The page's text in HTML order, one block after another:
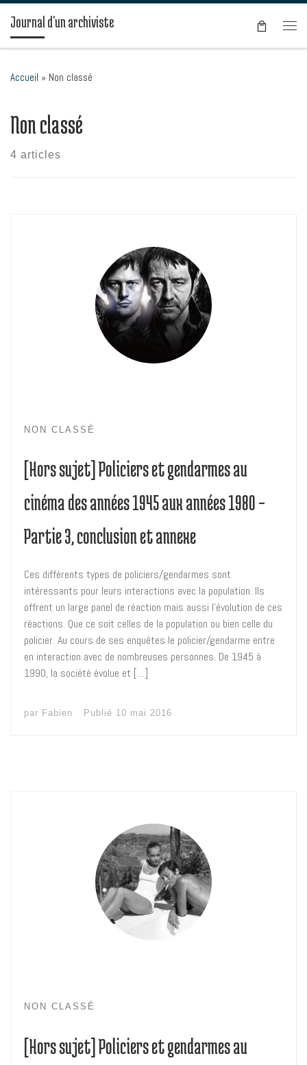
Passer au contenu
Journal d'un archiviste
Accueil » Non classé
Non classé
4 articles
NON CLASSÉ
[Hors sujet] Policiers et gendarmes au
cinéma des années 1945 aux années 1980 –
Partie 3, conclusion et annexe
Ces différents types de policiers/gendarmes sont
intéressants pour leurs interactions avec la population. Ils
offrent un large panel de réaction mais aussi l’évolution de ces
réactions. Que ce soit celles de la population ou bien celle du
policier. Au cours de ses enquêtes le policier/gendarme entre
en interaction avec de nombreuses personnes. De 1945 à
1990, la société évolue et […]
par Fabien Publié 10 mai 2016
NON CLASSÉ
[Hors sujet] Policiers et gendarmes au